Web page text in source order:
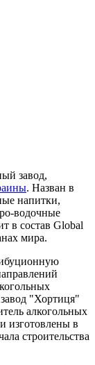
завод,
. Назван в
напитки,
водочные
в состав Global
мира.
"Хортиця"
алкогольных
изготовлены в
строительства